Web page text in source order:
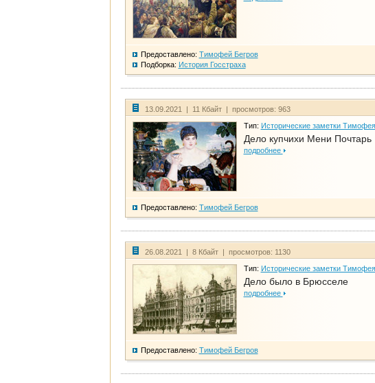
Предоставлено: Тимофей Бегров
Подборка: История Госстраха
13.09.2021 | 11 Кбайт | просмотров: 963
Тип: Исторические заметки
Дело купчихи Мени Почтарь
подробнее
Предоставлено: Тимофей Бегров
26.08.2021 | 8 Кбайт | просмотров: 1130
Тип: Исторические заметки
Дело было в Брюсселе
подробнее
Предоставлено: Тимофей Бегров